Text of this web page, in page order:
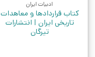
ادبیات ایران
کتاب قراردادها و معاهدات
تاریخی ایران | انتشارات
تیرگان